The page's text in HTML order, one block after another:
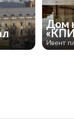
Дом
Ивент